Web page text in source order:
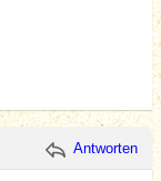
Antworten